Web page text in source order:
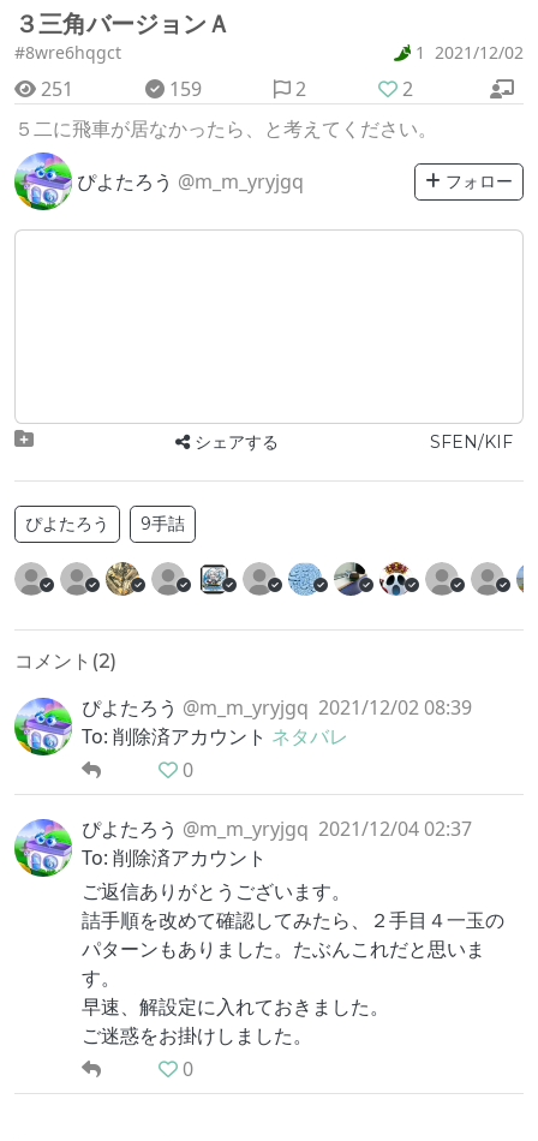
３三角バージョンＡ
#8wre6hqgct 1 2021/12/02
251 159 2
2
５二に飛車が居なかったら、と考えてください。
ぴよたろう @m_m_yryjgq フォロー
シェアする SFEN/KIF
ぴよたろう 9手詰
コメント(2)
ぴよたろう @m_m_yryjgq 2021/12/02 08:39
To: 削除済アカウント ネタバレ
0
ぴよたろう @m_m_yryjgq 2021/12/04 02:37
To: 削除済アカウント
ご返信ありがとうございます。
詰手順を改めて確認してみたら、２手目４一玉の
パターンもありました。たぶんこれだと思いま
す。
早速、解設定に入れておきました。
ご迷惑をお掛けしました。
0